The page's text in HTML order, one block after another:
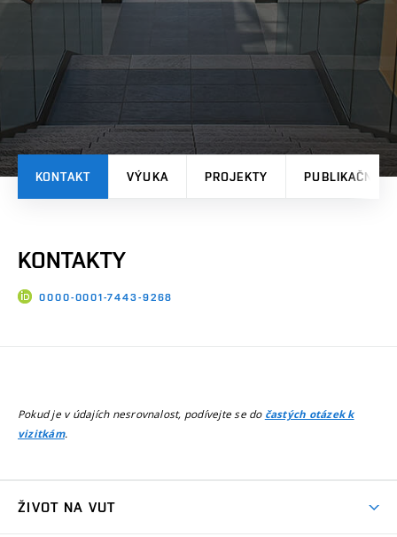
KONTAKT VÝUKA PROJEKTY PUBLIKAČNÍ
KONTAKTY
0000-0001-7443-9268
Pokud je v údajích nesrovnalost, podívejte se do častých otázek k
vizitkám.
ŽIVOT NA VUT